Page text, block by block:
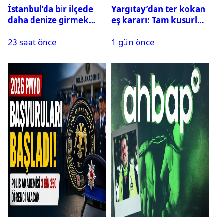
İstanbul’da bir ilçede
daha denize girmek
23 saat önce
Yargıtay’dan ter kokan
eş kararı: Tam kusurlu
1 gün önce